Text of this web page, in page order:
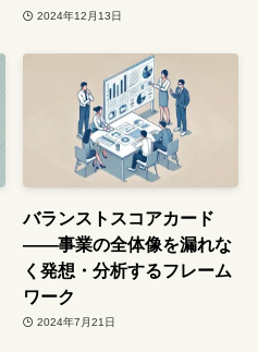
2024年12月13日
バランストスコアカード
――事業の全体像を漏れな
く発想・分析するフレーム
ワーク
2024年7月21日